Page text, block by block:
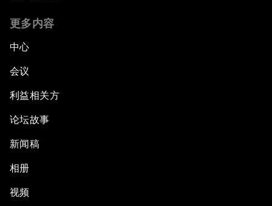
What If: Your Mind Can Be Read?
Partnering for Science
Welcome to the Annual Meeting of the New
Opening Plenary with Premier Li Keqiang
Leading Global Innovation
更多内容
中心
会议
利益相关方
论坛故事
新闻稿
相册
视频